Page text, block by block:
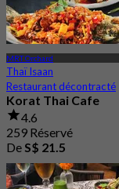
MRT Orchard
Thaï Isaan
Restaurant décontracté
Korat Thai Cafe
4.6
259 Réservé
DeS$ 21.5